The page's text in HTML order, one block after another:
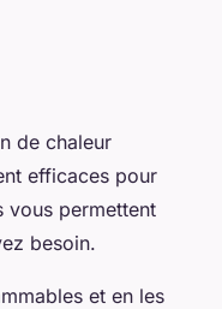
de chaleur
efficaces pour
vous permettent
besoin.
et en les